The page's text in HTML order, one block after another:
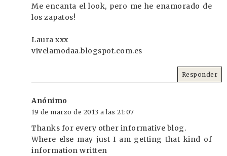
Me encanta el look, pero me he enamorado de
los zapatos!
Laura xxx
vivelamodaa.blogspot.com.es
Responder
Anónimo
19 de marzo de 2013 a las 21:07
Thanks for every other informative blog.
Where else may just I am getting that kind of
information written